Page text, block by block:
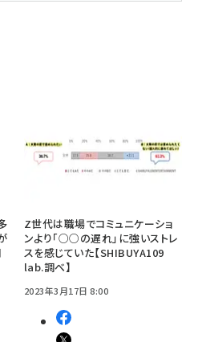
Z世代は職場でコミュニケーショ
ンより「○○の遅れ」に強いストレ
スを感じていた【SHIBUYA109
lab.調べ】
2023年3月17日 8:00